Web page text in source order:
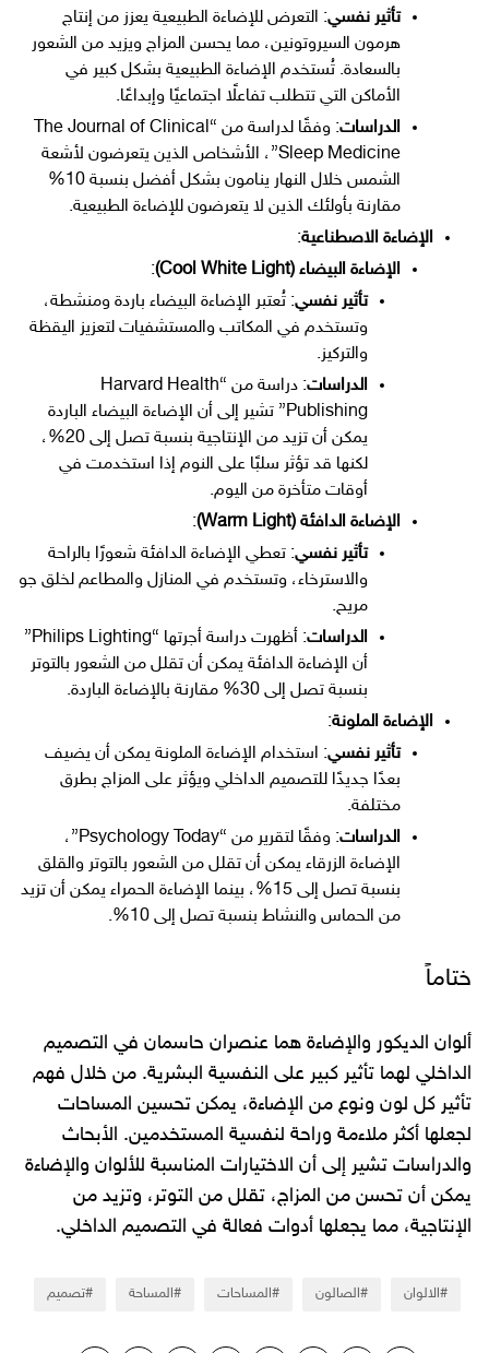
تأثير نفسي: التعرض للإضاءة الطبيعية يعزز من إنتاج
هرمون السيروتونين، مما يحسن المزاج ويزيد من الشعور
بالسعادة. تُستخدم الإضاءة الطبيعية بشكل كبير في
الأماكن التي تتطلب تفاعلًا اجتماعيًا وإبداعًا.
الدراسات
: وفقًا لدراسة من “The Journal of Clinical
Sleep Medicine”، الأشخاص الذين يتعرضون لأشعة
الشمس خلال النهار ينامون بشكل أفضل بنسبة 10%
مقارنة بأولئك الذين لا يتعرضون للإضاءة الطبيعية.
الإضاءة الاصطناعية:
الإضاءة البيضاء (Cool White Light)
:
تأثير نفسي: تُعتبر الإضاءة البيضاء باردة ومنشطة،
وتستخدم في المكاتب والمستشفيات لتعزيز اليقظة
والتركيز.
الدراسات
: دراسة من “Harvard Health
Publishing” تشير إلى أن الإضاءة البيضاء الباردة
يمكن أن تزيد من الإنتاجية بنسبة تصل إلى 20%،
لكنها قد تؤثر سلبًا على النوم إذا استخدمت في
أوقات متأخرة من اليوم.
الإضاءة الدافئة (Warm Light)
:
تأثير نفسي: تعطي الإضاءة الدافئة شعورًا بالراحة
والاسترخاء، وتستخدم في المنازل والمطاعم لخلق جو
مريح.
الدراسات
: أظهرت دراسة أجرتها “Philips Lighting”
أن الإضاءة الدافئة يمكن أن تقلل من الشعور بالتوتر
بنسبة تصل إلى 30% مقارنة بالإضاءة الباردة.
الإضاءة الملونة:
تأثير نفسي: استخدام الإضاءة الملونة يمكن أن يضيف
بعدًا جديدًا للتصميم الداخلي ويؤثر على المزاج بطرق
مختلفة.
الدراسات
: وفقًا لتقرير من “Psychology Today”،
الإضاءة الزرقاء يمكن أن تقلل من الشعور بالتوتر والقلق
بنسبة تصل إلى 15%، بينما الإضاءة الحمراء يمكن أن تزيد
من الحماس والنشاط بنسبة تصل إلى 10%.
ختاماً
ألوان الديكور والإضاءة هما عنصران حاسمان في التصميم
الداخلي لهما تأثير كبير على النفسية البشرية. من خلال فهم
تأثير كل لون ونوع من الإضاءة، يمكن تحسين المساحات
لجعلها أكثر ملاءمة وراحة لنفسية المستخدمين. الأبحاث
والدراسات تشير إلى أن الاختيارات المناسبة للألوان والإضاءة
يمكن أن تحسن من المزاج، تقلل من التوتر، وتزيد من
الإنتاجية، مما يجعلها أدوات فعالة في التصميم الداخلي.
الالوان الصالون المساحات المساحة تصميم